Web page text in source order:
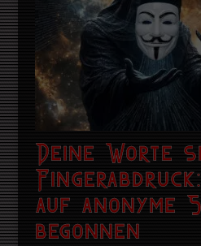
Deine Worte
auf anonyme
begonnen